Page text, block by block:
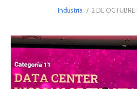
Industria
POSTED
2 DE